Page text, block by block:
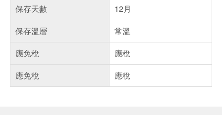
保存天數
12月
保存溫層
常溫
應免稅
應稅
應免稅
應稅